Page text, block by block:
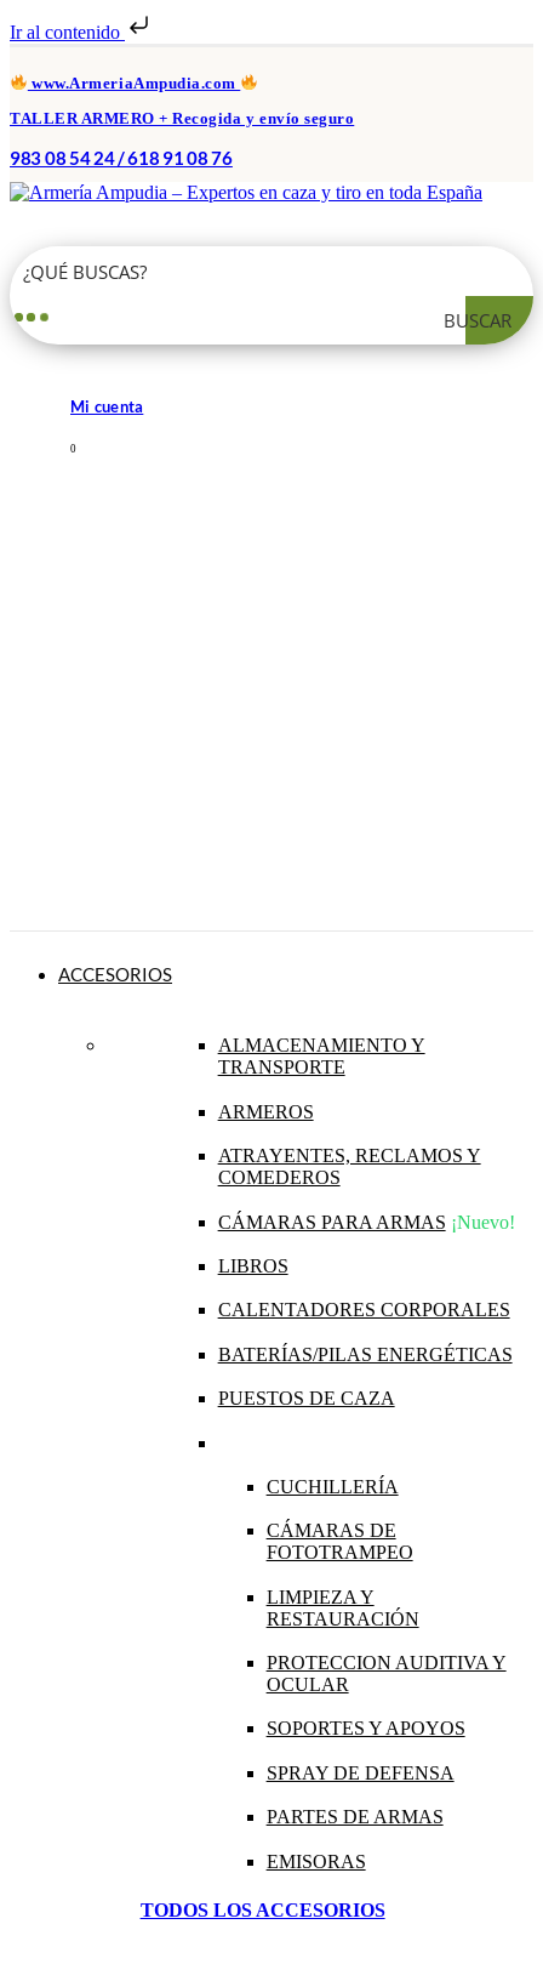
Ir al contenido
www.ArmeriaAmpudia.com
TALLER ARMERO + Recogida y envío seguro
983 08 54 24 / 618 91 08 76
BUSCAR
Mi cuenta
0
ACCESORIOS
ALMACENAMIENTO Y
TRANSPORTE
ARMEROS
ATRAYENTES, RECLAMOS Y
COMEDEROS
CÁMARAS PARA ARMAS ¡Nuevo!
LIBROS
CALENTADORES CORPORALES
BATERÍAS/PILAS ENERGÉTICAS
PUESTOS DE CAZA
CUCHILLERÍA
CÁMARAS DE
FOTOTRAMPEO
LIMPIEZA Y
RESTAURACIÓN
PROTECCION AUDITIVA Y
OCULAR
SOPORTES Y APOYOS
SPRAY DE DEFENSA
PARTES DE ARMAS
EMISORAS
TODOS LOS ACCESORIOS